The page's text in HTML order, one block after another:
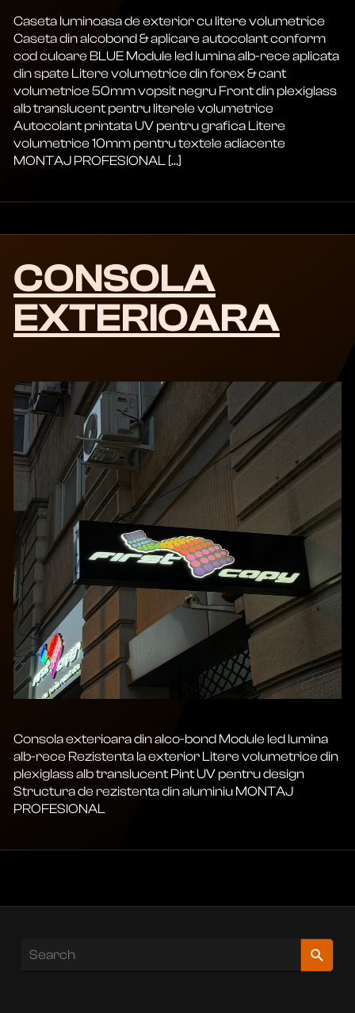
Caseta luminoasa de exterior cu litere volumetrice
Caseta din alcobond & aplicare autocolant conform
cod culoare BLUE Module led lumina alb-rece aplicata
din spate Litere volumetrice din forex & cant
volumetrice 50mm vopsit negru Front din plexiglass
alb translucent pentru literele volumetrice
Autocolant printata UV pentru grafica Litere
volumetrice 10mm pentru textele adiacente
MONTAJ PROFESIONAL […]
CONSOLA
EXTERIOARA
Consola exterioara din alco-bond Module led lumina
alb-rece Rezistenta la exterior Litere volumetrice din
plexiglass alb translucent Pint UV pentru design
Structura de rezistenta din aluminiu MONTAJ
PROFESIONAL